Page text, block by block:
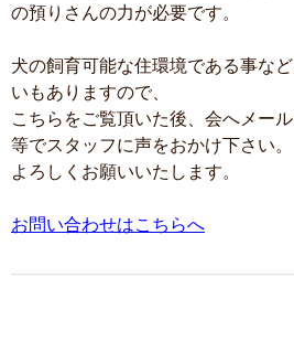
の預りさんの力が必要です。
犬の飼育可能な住環境である事な
いもありますので、
こちらをご覧頂いた後、会へメー
等でスタッフに声をおかけ下さい。
よろしくお願いいたします。
お問い合わせはこちらへ